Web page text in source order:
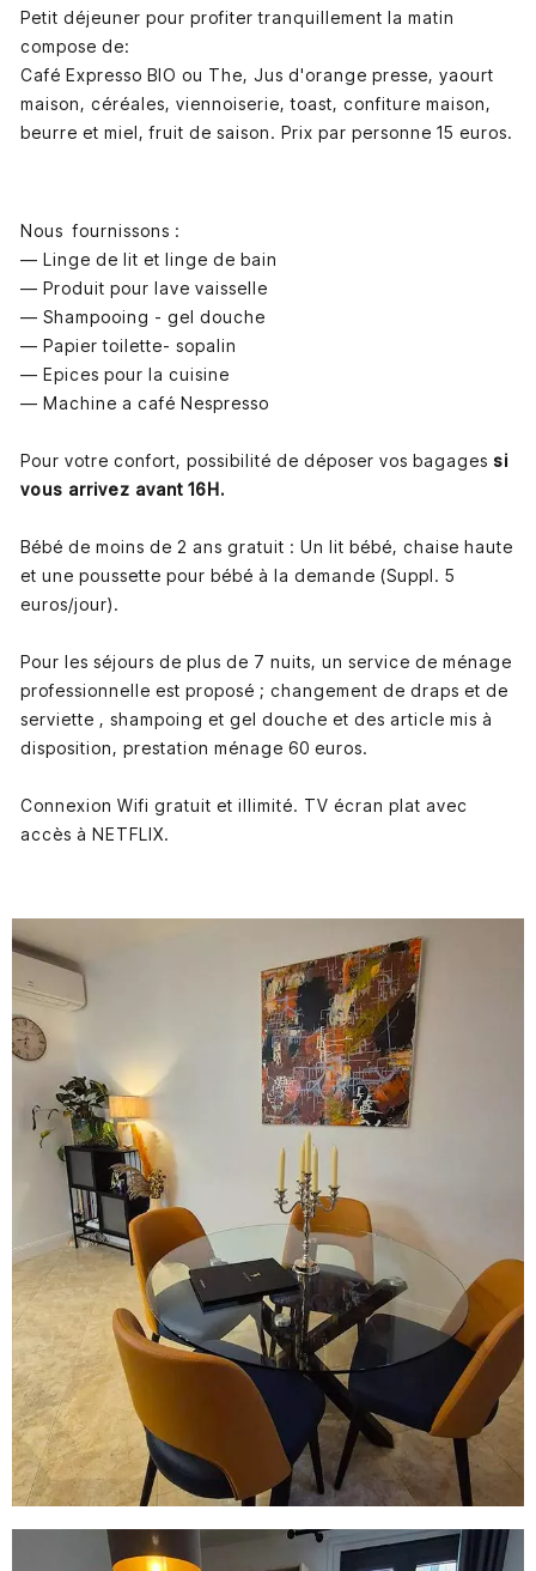
Petit déjeuner pour profiter tranquillement la matin
compose de:
Café Expresso BIO ou The, Jus d'orange presse, yaourt
maison, céréales, viennoiserie, toast, confiture maison,
beurre et miel, fruit de saison. Prix par personne 15 euros.
Nous fournissons :
— Linge de lit et linge de bain
— Produit pour lave vaisselle
— Shampooing - gel douche
— Papier toilette- sopalin
— Epices pour la cuisine
— Machine a café Nespresso
Pour votre confort, possibilité de déposer vos bagages si
vous arrivez avant 16H.
Bébé de moins de 2 ans gratuit : Un lit bébé, chaise haute
et une poussette pour bébé à la demande (Suppl. 5
euros/jour).
Pour les séjours de plus de 7 nuits, un service de ménage
professionnelle est proposé ; changement de draps et de
serviette , shampoing et gel douche et des article mis à
disposition, prestation ménage 60 euros.
Connexion Wifi gratuit et illimité. TV écran plat avec
accès à NETFLIX.